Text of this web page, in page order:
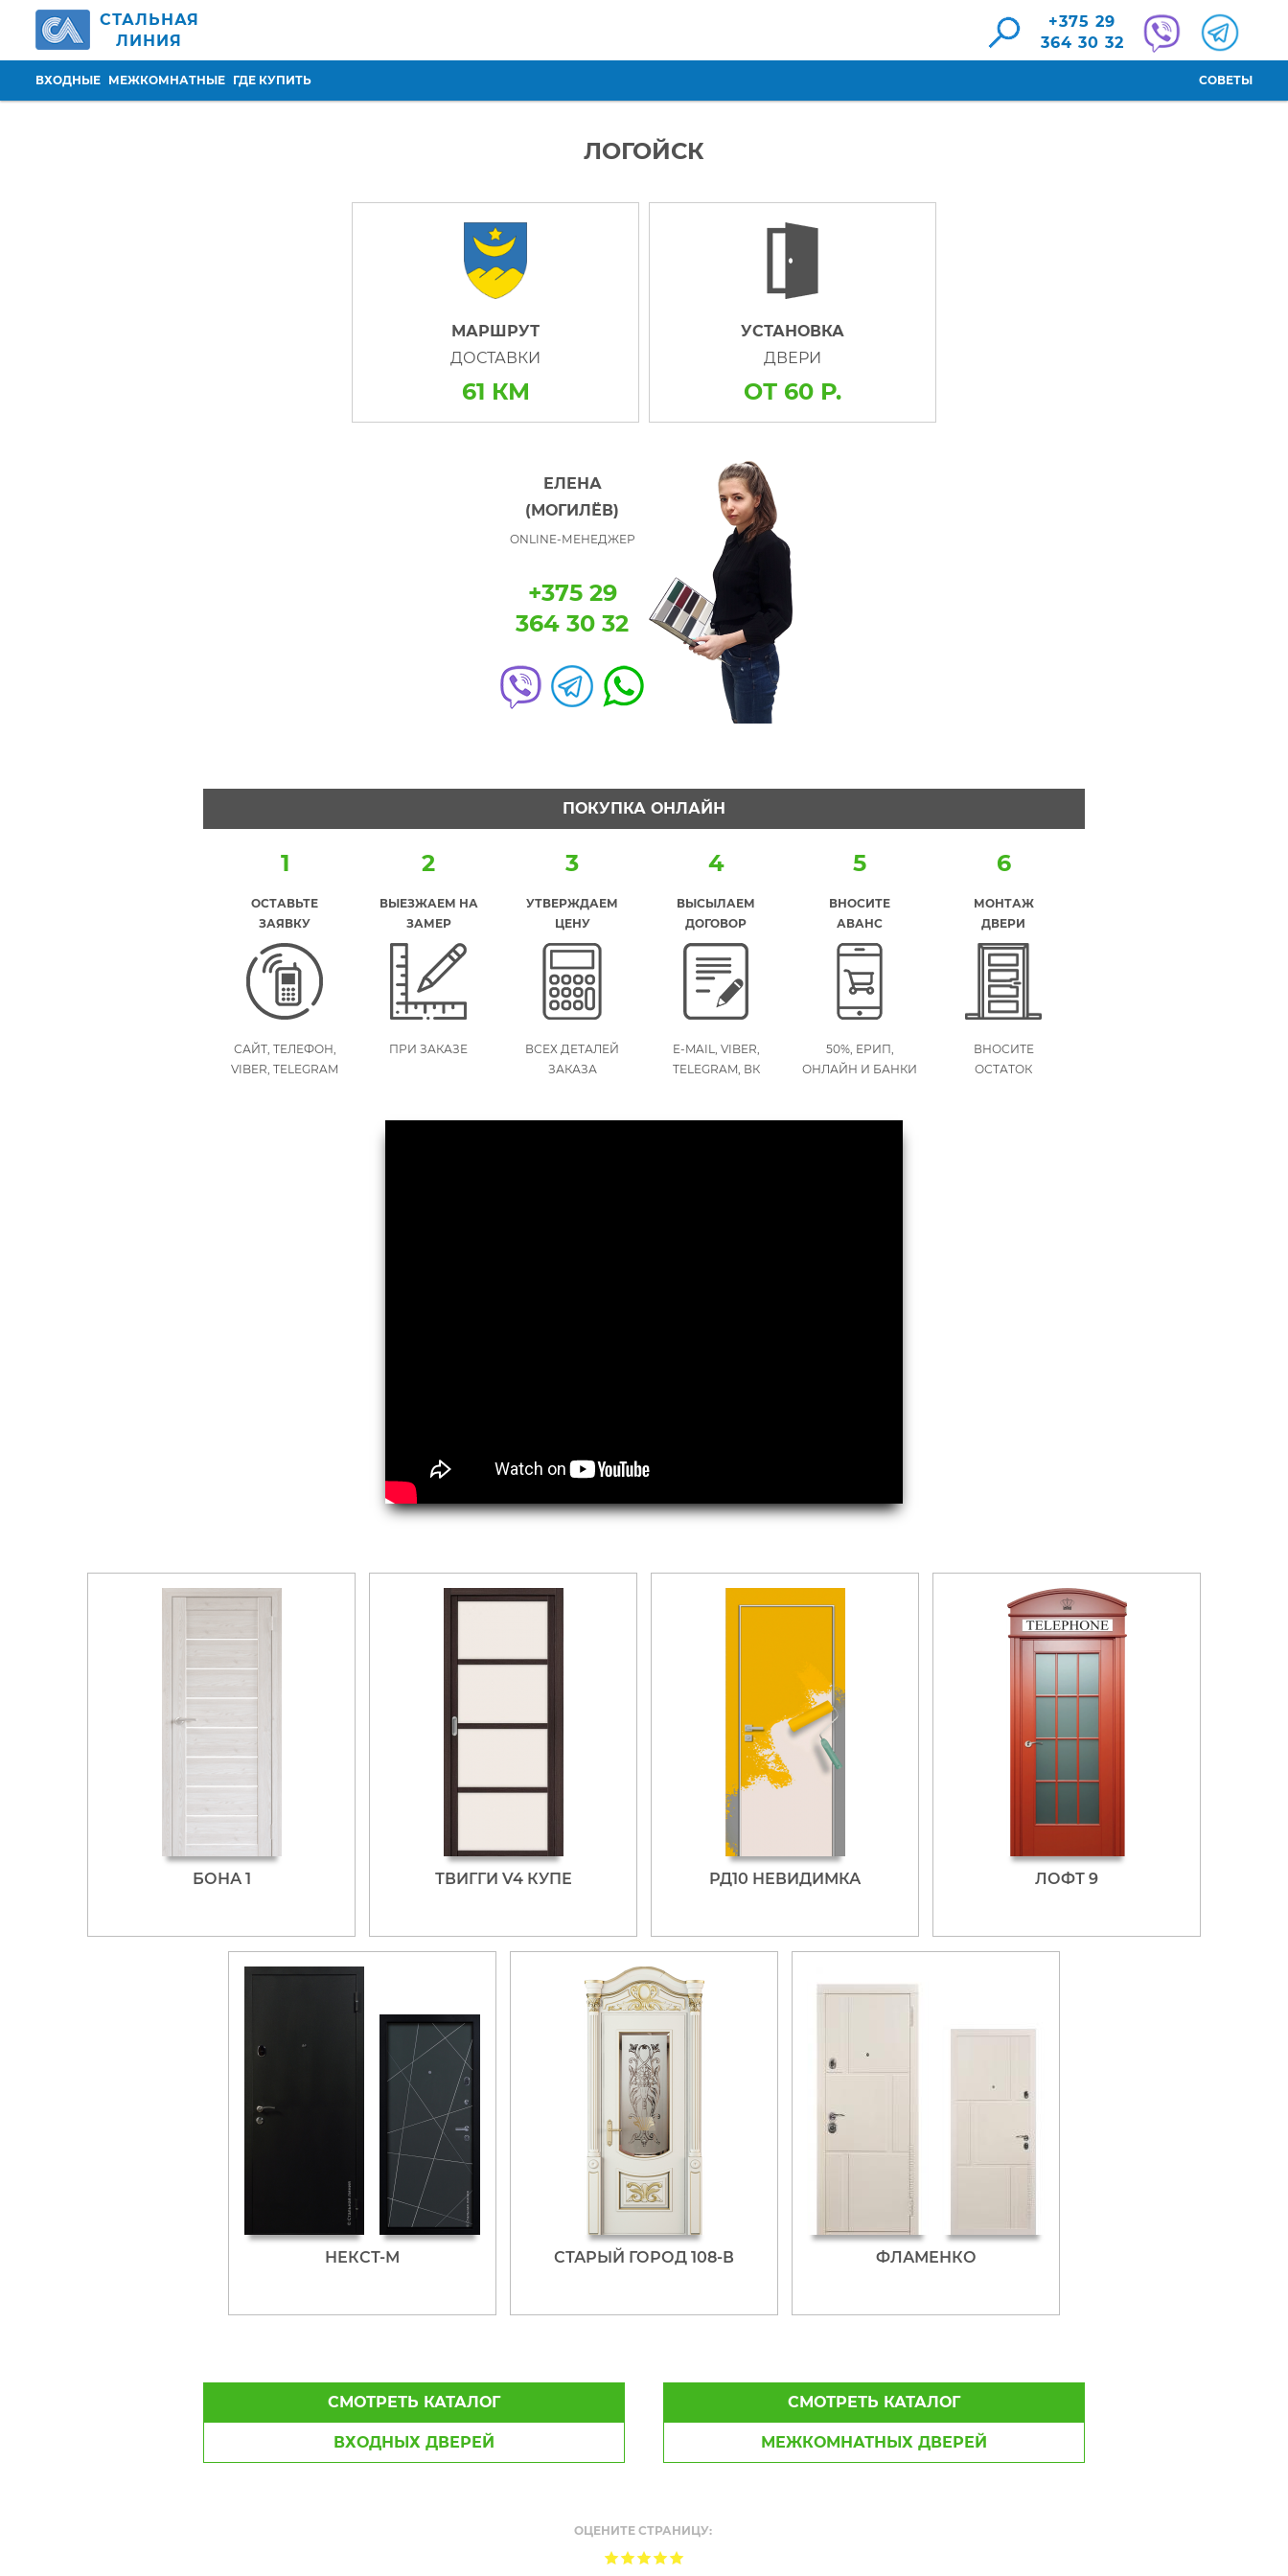
Перейти к основному содержанию
СТАЛЬНАЯ
ЛИНИЯ
+375 29
364 30 32
ВХОДНЫЕ МЕЖКОМНАТНЫЕ ГДЕ КУПИТЬ СОВЕТЫ
ЛОГОЙСК
МАРШРУТ
ДОСТАВКИ
61 КМ
УСТАНОВКА
ДВЕРИ
ОТ 60 Р.
ЕЛЕНА
(МОГИЛЁВ)
ONLINE-МЕНЕДЖЕР
+375 29
364 30 32
ПОКУПКА ОНЛАЙН
1
ОСТАВЬТЕ
ЗАЯВКУ
САЙТ, ТЕЛЕФОН,
VIBER, TELEGRAM
2
ВЫЕЗЖАЕМ НА
ЗАМЕР
ПРИ ЗАКАЗЕ
3
УТВЕРЖДАЕМ
ЦЕНУ
ВСЕХ ДЕТАЛЕЙ
ЗАКАЗА
4
ВЫСЫЛАЕМ
ДОГОВОР
E-MAIL, VIBER,
TELEGRAM, ВК
5
ВНОСИТЕ
АВАНС
50%, ЕРИП,
ОНЛАЙН И БАНКИ
6
МОНТАЖ
ДВЕРИ
ВНОСИТЕ
ОСТАТОК
БОНА 1 ТВИГГИ V4 КУПЕ РД10 НЕВИДИМКА ЛОФТ 9
НЕКСТ-М СТАРЫЙ ГОРОД 108-В ФЛАМЕНКО
СМОТРЕТЬ КАТАЛОГ
ВХОДНЫХ ДВЕРЕЙ
СМОТРЕТЬ КАТАЛОГ
МЕЖКОМНАТНЫХ ДВЕРЕЙ
ОЦЕНИТЕ СТРАНИЦУ: